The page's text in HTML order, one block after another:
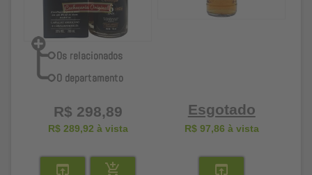
R$ 298,89
R$ 289,92 à vista
Esgotado
R$ 97,86 à vista